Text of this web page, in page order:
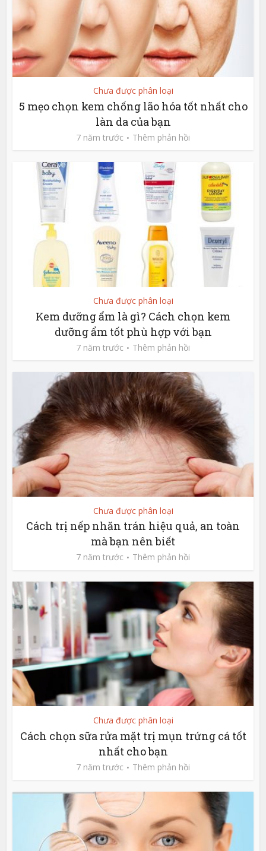
Chưa được phân loại
5 mẹo chọn kem chống lão hóa tốt nhất cho
làn da của bạn
7 năm trước Thêm phản hồi
Chưa được phân loại
Kem dưỡng ẩm là gì? Cách chọn kem
dưỡng ẩm tốt phù hợp với bạn
7 năm trước Thêm phản hồi
Chưa được phân loại
Cách trị nếp nhăn trán hiệu quả, an toàn
mà bạn nên biết
7 năm trước Thêm phản hồi
Chưa được phân loại
Cách chọn sữa rửa mặt trị mụn trứng cá tốt
nhất cho bạn
7 năm trước Thêm phản hồi